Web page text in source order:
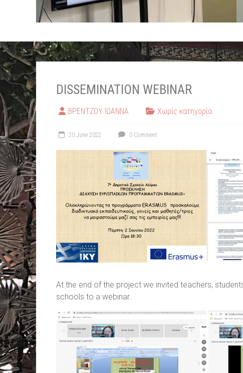
DISSEMINATION WEBINAR
ΒΡΕΝΤΖΟΥ ΙΩΑΝΝΑ Χωρίς κατηγορία
20 June 2022 0 Comment
At the end of the project we invited teachers,
schools to a webinar.